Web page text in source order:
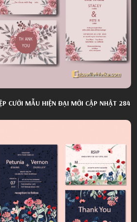
CƯỚI MẪU HIỆN ĐẠI MỚI CẬP NHẬT 284